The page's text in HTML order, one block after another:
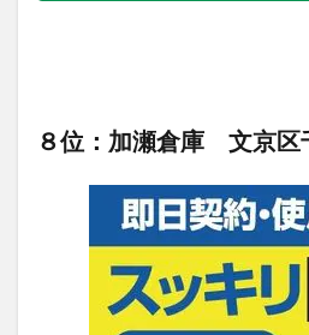
８位：加瀬倉庫 文京区